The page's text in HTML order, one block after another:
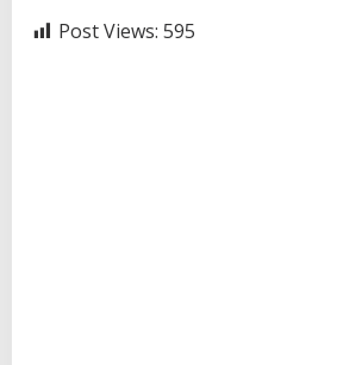
Post Views: 595